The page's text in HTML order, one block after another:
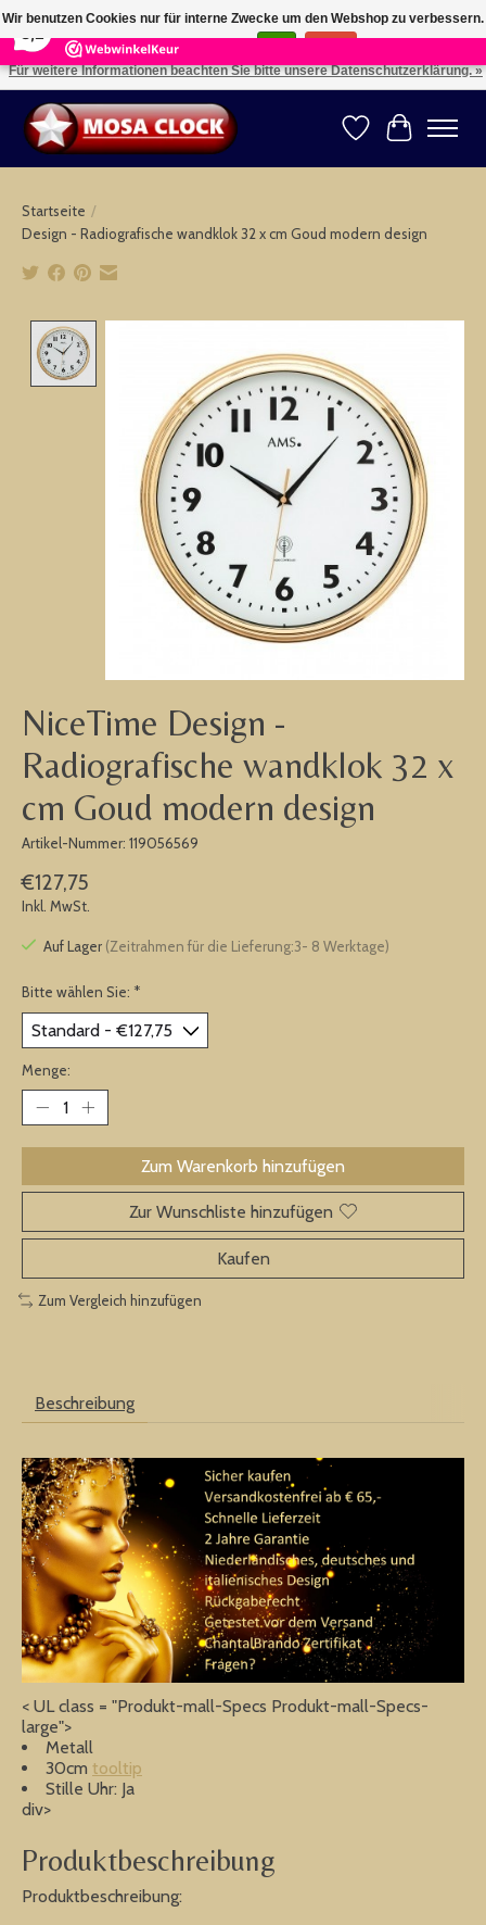
164 Reviews ×
Kies uw taal: NL -- Wählen Sie ihre Sprache: DE -- Choose your language: EN ⇓ ⇒
Wunschzettel
Ihr
Startseite /
Design - Radiografische wandklok 32 x cm Goud modern design
NiceTime Design -
Radiografische wandklok 32 x
cm Goud modern design
Artikel-Nummer: 119056569
€127,75
Inkl. MwSt.
Auf Lager (Zeitrahmen für die Lieferung:3- 8 Werktage)
Bitte wählen Sie: *
Menge:
Zum Warenkorb hinzufügen
Zur Wunschliste hinzufügen
Kaufen
Zum Vergleich hinzufügen
Beschreibung
< UL class = "Produkt-mall-Specs Produkt-mall-Specs-
large">
Metall
30cm tooltip
Stille Uhr: Ja
div>
Produktbeschreibung
Produktbeschreibung:
Wir benutzen Cookies nur für interne Zwecke um den Webshop zu verbessern.
Ist das in Ordnung?
Für weitere Informationen beachten Sie bitte unsere Datenschutzerklärung. »